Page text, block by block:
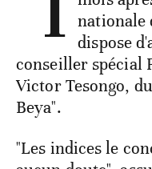
nationale
dispose
conseiller spécial
Victor Tesongo,
Beya".
"Les indices le